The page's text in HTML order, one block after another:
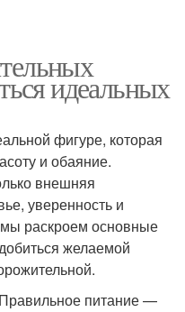
идеальных
фигуре, которая
и обаяние.
внешняя
уверенность и
мы раскроем основные
желаемой
питание —